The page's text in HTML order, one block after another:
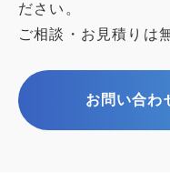
ださい。
ご相談・お見積りは
お問い合わ